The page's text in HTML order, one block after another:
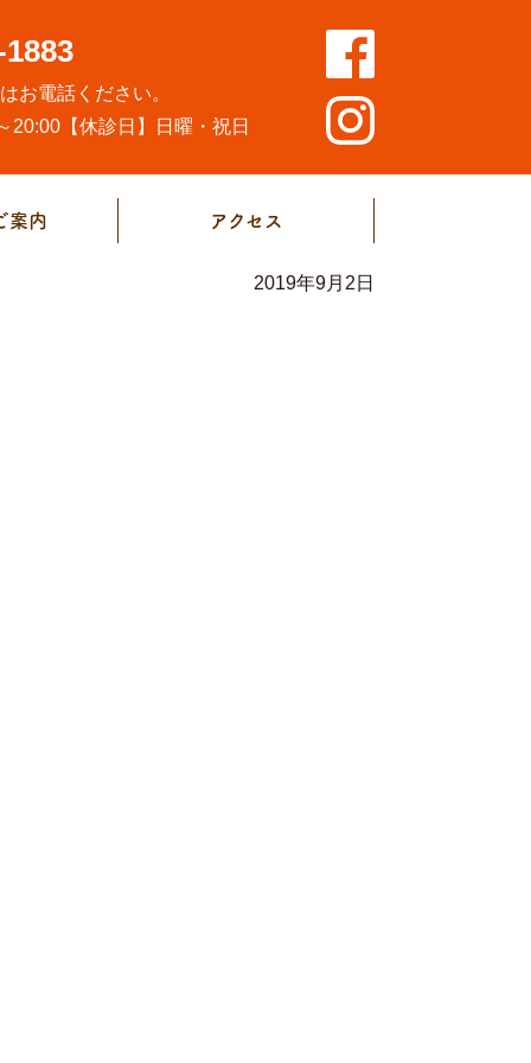
お電話ください。
20:00【休診日】日曜・祝日
案内 アクセス
2019年9月2日